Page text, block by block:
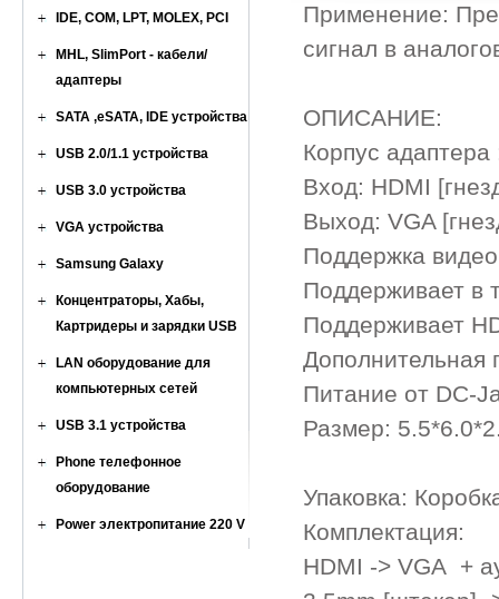
IDE, COM, LPT, MOLEX, PCI
MHL, SlimPort - кабели/
адаптеры
SATA ,eSATA, IDE устройства
USB 2.0/1.1 устройства
USB 3.0 устройства
VGA устройства
Samsung Galaxy
Концентраторы, Хабы,
Картридеры и зарядки USB
LAN оборудование для
компьютерных сетей
USB 3.1 устройства
Phone телефонное
оборудование
Power электропитание 220 V
Применение:
сигнал в
ОПИСАНИЕ:
Корпус
Вход: HDMI
Выход: VGA
Поддержка
Поддерживает в
Поддерживает
Дополнительная
Питание от DC-
Размер:
Упаковка:
Комплектация:
HDMI -> VGA +